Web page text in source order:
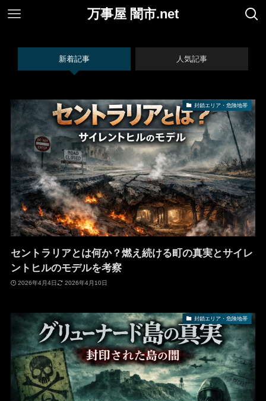
万事屋 闇市.net
新着記事 人気記事
封鎖エリア・危険地帯
セントラリアとは何か？燃え続ける町の真実とサイレ
ントヒルのモデルを考察
2026年4月4日 2026年4月10日
封鎖エリア・危険地帯